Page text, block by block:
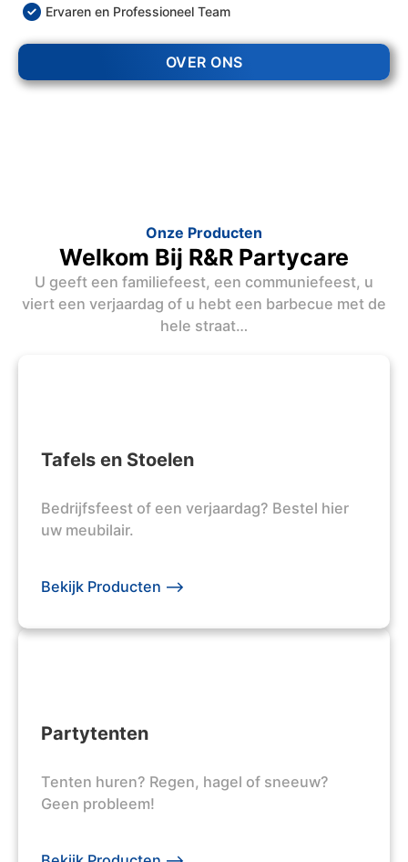
Ervaren en Professioneel Team
OVER ONS
Onze Producten
Welkom Bij R&R Partycare
U geeft een familiefeest, een communiefeest, u
viert een verjaardag of u hebt een barbecue met de
hele straat…
Tafels en Stoelen
Bedrijfsfeest of een verjaardag? Bestel hier
uw meubilair.
Bekijk Producten -->
Partytenten
Tenten huren? Regen, hagel of sneeuw?
Geen probleem!